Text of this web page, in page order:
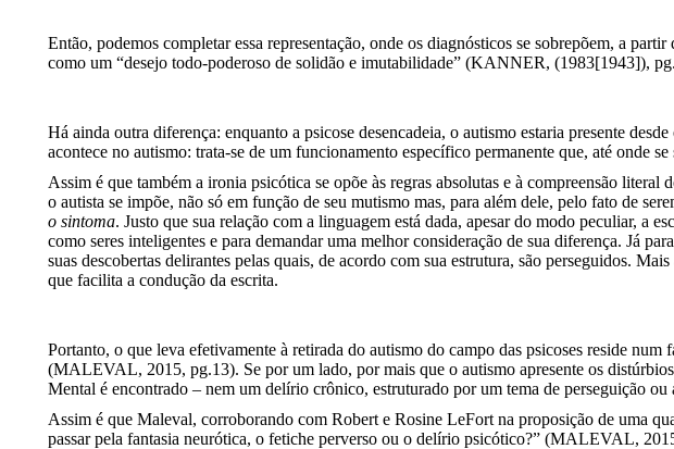
Então, podemos completar essa representação, onde os diagnósticos se sobrepõem, a
como um “desejo todo-poderoso de solidão e imutabilidade” (KANNER, (1983[1943]),
Há ainda outra diferença: enquanto a psicose desencadeia, o autismo estaria presente
acontece no autismo: trata-se de um funcionamento específico permanente que, até onde
Assim é que também a ironia psicótica se opõe às regras absolutas e à compreensão
o autista se impõe, não só em função de seu mutismo mas, para além dele, pelo fato de
o sintoma. Justo que sua relação com a linguagem está dada, apesar do modo peculiar, a
como seres inteligentes e para demandar uma melhor consideração de sua diferença. Já
suas descobertas delirantes pelas quais, de acordo com sua estrutura, são perseguidos.
que facilita a condução da escrita.
Portanto, o que leva efetivamente à retirada do autismo do campo das psicoses reside
(MALEVAL, 2015, pg.13). Se por um lado, por mais que o autismo apresente os
Mental é encontrado – nem um delírio crônico, estruturado por um tema de perseguição
Assim é que Maleval, corroborando com Robert e Rosine LeFort na proposição de uma
passar pela fantasia neurótica, o fetiche perverso ou o delírio psicótico?” (MALEVAL,